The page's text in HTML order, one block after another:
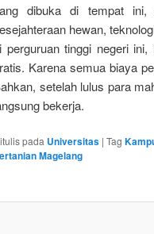
dibuka di tempat
hewan,
perguruan tinggi negeri
Karena semua biaya
setelah lulus para
bekerja.
pada Universitas | Tag
Magelang